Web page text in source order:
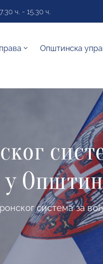
ч. - 15.30 ч.
Општинска
у
система за